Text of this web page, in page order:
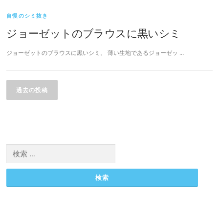
自慢のシミ抜き
ジョーゼットのブラウスに黒いシミ
ジョーゼットのブラウスに黒いシミ。 薄い生地であるジョーゼッ …
稿
ナ
シ
ョ
過去の投稿
索: